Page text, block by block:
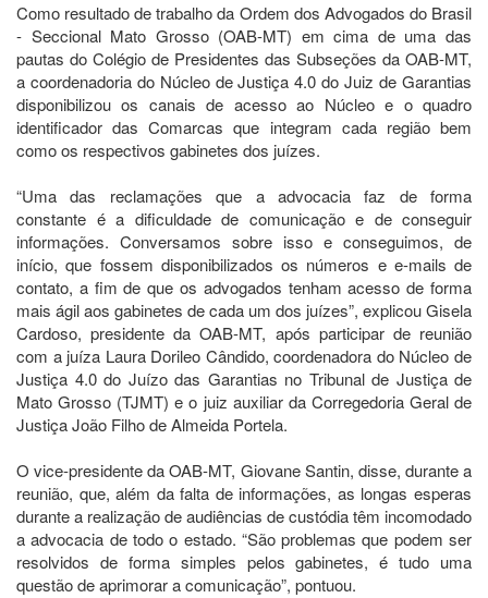
Como resultado de trabalho da Ordem dos Advogados do Brasil
- Seccional Mato Grosso (OAB-MT) em cima de uma das
pautas do Colégio de Presidentes das Subseções da OAB-MT,
a coordenadoria do Núcleo de Justiça 4.0 do Juiz de Garantias
disponibilizou os canais de acesso ao Núcleo e o quadro
identificador das Comarcas que integram cada região bem
como os respectivos gabinetes dos juízes.
“Uma das reclamações que a advocacia faz de forma
constante é a dificuldade de comunicação e de conseguir
informações. Conversamos sobre isso e conseguimos, de
início, que fossem disponibilizados os números e e-mails de
contato, a fim de que os advogados tenham acesso de forma
mais ágil aos gabinetes de cada um dos juízes”, explicou Gisela
Cardoso, presidente da OAB-MT, após participar de reunião
com a juíza Laura Dorileo Cândido, coordenadora do Núcleo de
Justiça 4.0 do Juízo das Garantias no Tribunal de Justiça de
Mato Grosso (TJMT) e o juiz auxiliar da Corregedoria Geral de
Justiça João Filho de Almeida Portela.
O vice-presidente da OAB-MT, Giovane Santin, disse, durante a
reunião, que, além da falta de informações, as longas esperas
durante a realização de audiências de custódia têm incomodado
a advocacia de todo o estado. “São problemas que podem ser
resolvidos de forma simples pelos gabinetes, é tudo uma
questão de aprimorar a comunicação”, pontuou.